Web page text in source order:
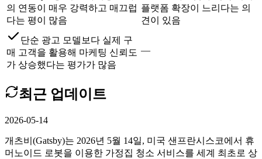
의 연동이 매우 강력하고 매끄럽
다는 평이 많음
플랫폼 확장이 느리다는 의
견이 있음
단순 광고 모델보다 실제 구
매 고객을 활용해 마케팅 신뢰도
가 상승했다는 평가가 많음
—
최근 업데이트
2026-05-14
개츠비(Gatsby)는 2026년 5월 14일, 미국 샌프란시스코에서 휴
머노이드 로봇을 이용한 가정집 청소 서비스를 세계 최초로 상